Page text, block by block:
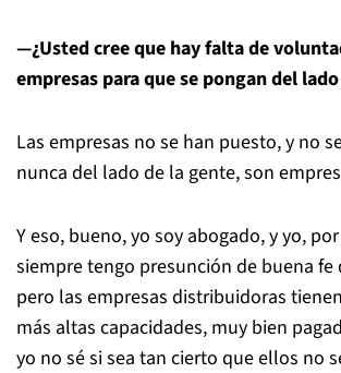
—¿Usted cree que hay falta de
empresas para que se pongan del
Las empresas no se han puesto, y no
nunca del lado de la gente, son
Y eso, bueno, yo soy abogado, y yo,
siempre tengo presunción de buena fe
pero las empresas distribuidoras
más altas capacidades, muy bien
yo no sé si sea tan cierto que ellos no